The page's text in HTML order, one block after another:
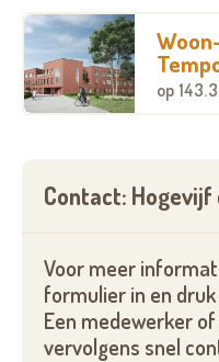
op
Contact: Hogevijf
Voor meer
formulier in en
Een medewerker
vervolgens snel